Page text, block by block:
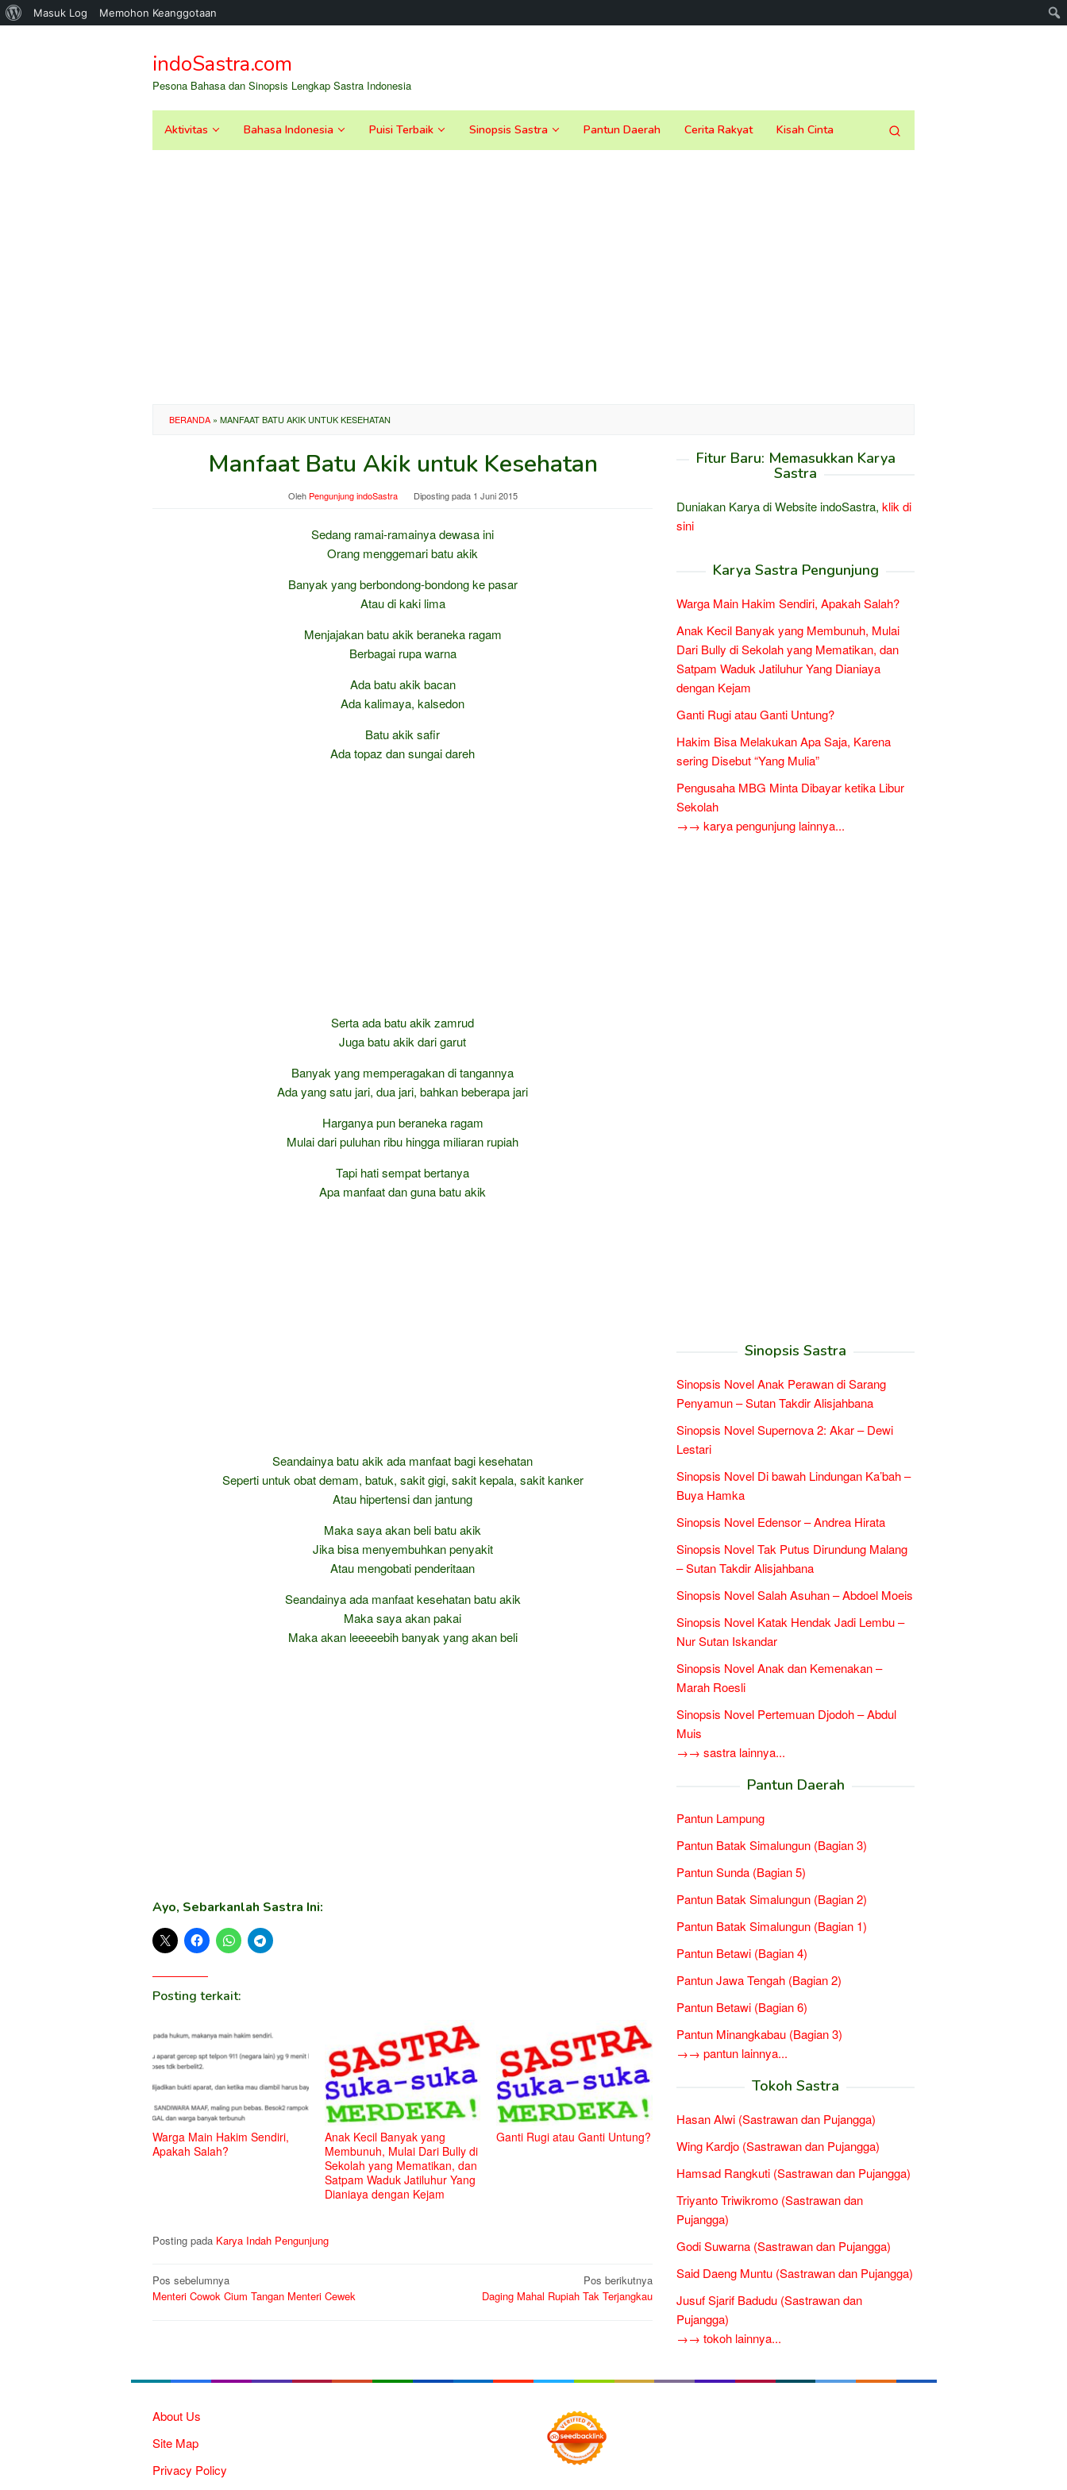
Tentang
Masuk Log Memohon Keanggotaan
kontenindoSastra.com
Pesona Bahasa dan Sinopsis Lengkap Sastra Indonesia
Aktivitas Bahasa Indonesia Puisi Terbaik Sinopsis Sastra Pantun Daerah Cerita Rakyat Kisah Cinta
BERANDA » MANFAAT BATU AKIK UNTUK KESEHATAN
Manfaat Batu Akik untuk Kesehatan
Oleh Pengunjung indoSastra Diposting pada 1 Juni 2015
Sedang ramai-ramainya dewasa ini
Orang menggemari batu akik
Banyak yang berbondong-bondong ke pasar
Atau di kaki lima
Menjajakan batu akik beraneka ragam
Berbagai rupa warna
Ada batu akik bacan
Ada kalimaya, kalsedon
Batu akik safir
Ada topaz dan sungai dareh
Serta ada batu akik zamrud
Juga batu akik dari garut
Banyak yang memperagakan di tangannya
Ada yang satu jari, dua jari, bahkan beberapa jari
Harganya pun beraneka ragam
Mulai dari puluhan ribu hingga miliaran rupiah
Tapi hati sempat bertanya
Apa manfaat dan guna batu akik
Seandainya batu akik ada manfaat bagi kesehatan
Seperti untuk obat demam, batuk, sakit gigi, sakit kepala, sakit kanker
Atau hipertensi dan jantung
Maka saya akan beli batu akik
Jika bisa menyembuhkan penyakit
Atau mengobati penderitaan
Seandainya ada manfaat kesehatan batu akik
Maka saya akan pakai
Maka akan leeeeebih banyak yang akan beli
Ayo, Sebarkanlah Sastra Ini:
Posting terkait:
Warga Main Hakim Sendiri,
Apakah Salah?
Anak Kecil Banyak yang
Membunuh, Mulai Dari Bully di
Sekolah yang Mematikan, dan
Satpam Waduk Jatiluhur Yang
Dianiaya dengan Kejam
Ganti Rugi atau Ganti Untung?
Posting pada Karya Indah Pengunjung
Navigasi
pos
Pos sebelumnya
Menteri Cowok Cium Tangan Menteri Cewek
Pos berikutnya
Daging Mahal Rupiah Tak Terjangkau
Fitur Baru: Memasukkan Karya
Sastra
Duniakan Karya di Website indoSastra, klik di
sini
Karya Sastra Pengunjung
Warga Main Hakim Sendiri, Apakah Salah?
Anak Kecil Banyak yang Membunuh, Mulai
Dari Bully di Sekolah yang Mematikan, dan
Satpam Waduk Jatiluhur Yang Dianiaya
dengan Kejam
Ganti Rugi atau Ganti Untung?
Hakim Bisa Melakukan Apa Saja, Karena
sering Disebut “Yang Mulia”
Pengusaha MBG Minta Dibayar ketika Libur
Sekolah
→→ karya pengunjung lainnya...
Sinopsis Sastra
Sinopsis Novel Anak Perawan di Sarang
Penyamun – Sutan Takdir Alisjahbana
Sinopsis Novel Supernova 2: Akar – Dewi
Lestari
Sinopsis Novel Di bawah Lindungan Ka’bah –
Buya Hamka
Sinopsis Novel Edensor – Andrea Hirata
Sinopsis Novel Tak Putus Dirundung Malang
– Sutan Takdir Alisjahbana
Sinopsis Novel Salah Asuhan – Abdoel Moeis
Sinopsis Novel Katak Hendak Jadi Lembu –
Nur Sutan Iskandar
Sinopsis Novel Anak dan Kemenakan –
Marah Roesli
Sinopsis Novel Pertemuan Djodoh – Abdul
Muis
→→ sastra lainnya...
Pantun Daerah
Pantun Lampung
Pantun Batak Simalungun (Bagian 3)
Pantun Sunda (Bagian 5)
Pantun Batak Simalungun (Bagian 2)
Pantun Batak Simalungun (Bagian 1)
Pantun Betawi (Bagian 4)
Pantun Jawa Tengah (Bagian 2)
Pantun Betawi (Bagian 6)
Pantun Minangkabau (Bagian 3)
→→ pantun lainnya...
Tokoh Sastra
Hasan Alwi (Sastrawan dan Pujangga)
Wing Kardjo (Sastrawan dan Pujangga)
Hamsad Rangkuti (Sastrawan dan Pujangga)
Triyanto Triwikromo (Sastrawan dan
Pujangga)
Godi Suwarna (Sastrawan dan Pujangga)
Said Daeng Muntu (Sastrawan dan Pujangga)
Jusuf Sjarif Badudu (Sastrawan dan
Pujangga)
→→ tokoh lainnya...
About Us
Site Map
Privacy Policy